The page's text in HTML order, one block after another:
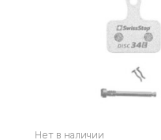
Нет в наличии